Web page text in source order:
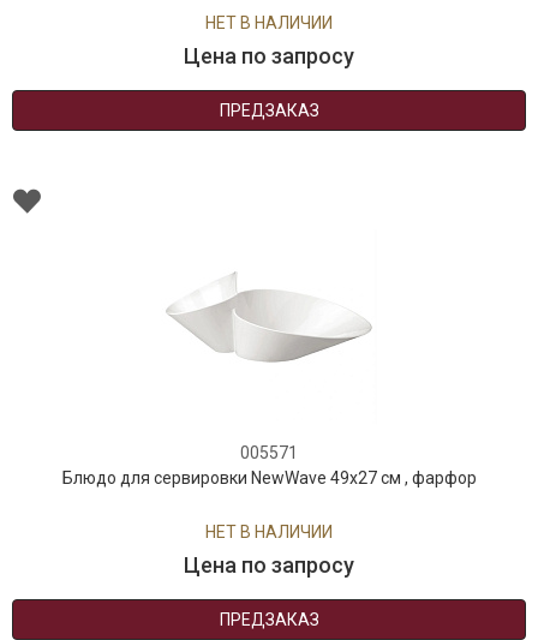
НЕТ В НАЛИЧИИ
Цена по запросу
ПРЕДЗАКАЗ
005571
Блюдо для сервировки NewWave 49x27 см , фарфор
НЕТ В НАЛИЧИИ
Цена по запросу
ПРЕДЗАКАЗ